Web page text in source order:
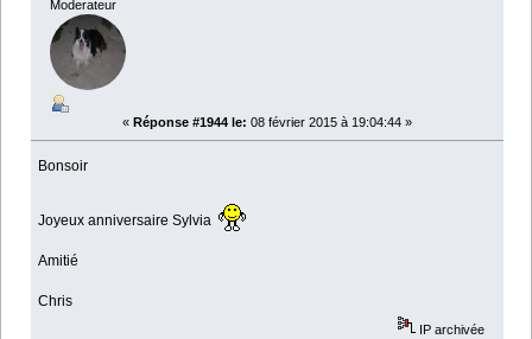
Moderateur
« Réponse #1944 le: 08 février 2015 à 19:04:44 »
Bonsoir
Joyeux anniversaire Sylvia
Amitié
Chris
IP archivée